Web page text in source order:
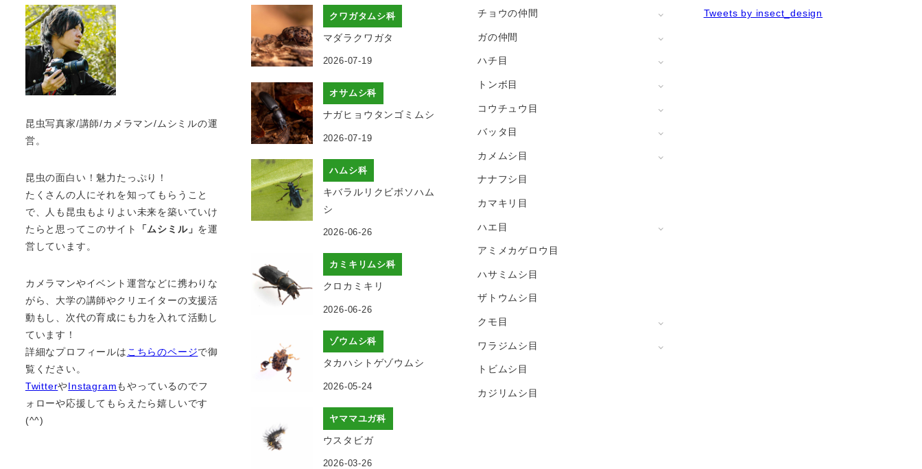
昆虫写真家/講師/カメラマン/ムシミルの運
営。
昆虫の面白い！魅力たっぷり！
たくさんの人にそれを知ってもらうこと
で、人も昆虫もよりよい未来を築いていけ
たらと思ってこのサイト
「ムシミル」 を運
営しています。
カメラマンやイベント運営などに携わりな
がら、大学の講師やクリエイターの支援活
動もし、次代の育成にも力を入れて活動し
ています！
詳細なプロフィールは こちらのページで御
覧ください。
TwitterやInstagramもやっているのでフ
ォローや応援してもらえたら嬉しいです
(^^)
クワガタムシ科
マダラクワガタ
2026-07-19
オサムシ科
ナガヒョウタンゴミムシ
2026-07-19
ハムシ科
キバラルリクビボソハム
シ
2026-06-26
カミキリムシ科
クロカミキリ
2026-06-26
ゾウムシ科
タカハシトゲゾウムシ
2026-05-24
ヤママユガ科
ウスタビガ
2026-03-26
チョウの仲間
ガの仲間
ハチ目
トンボ目
コウチュウ目
バッタ目
カメムシ目
ナナフシ目
カマキリ目
ハエ目
アミメカゲロウ目
ハサミムシ目
ザトウムシ目
クモ目
ワラジムシ目
トビムシ目
カジリムシ目
Tweets by insect_design